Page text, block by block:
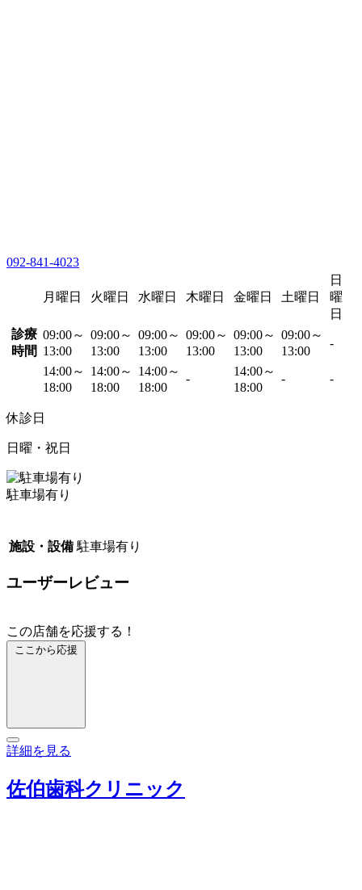
092-841-4023
月曜日 火曜日 水曜日 木曜日 金曜日 土曜日
日
曜
日
診療
時間
09:00～
13:00
09:00～
13:00
09:00～
13:00
09:00～
13:00
09:00～
13:00
09:00～
13:00
-
14:00～
18:00
14:00～
18:00
14:00～
18:00
-
14:00～
18:00
- -
休診日
日曜・祝日
駐車場有り
施設・設備 駐車場有り
ユーザーレビュー
この店舗を応援する！
ここから応援
詳細を見る
佐伯歯科クリニック